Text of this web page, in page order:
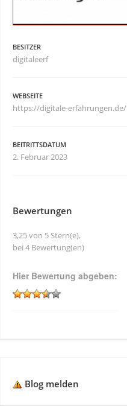
BESITZER
digitaleerf
WEBSEITE
https://digitale-erfahrungen.de/
BEITRITTSDATUM
2. Februar 2023
Bewertungen
3,25 von 5 Stern(e),
bei 4 Bewertung(en)
Hier Bewertung abgeben:
Blog melden